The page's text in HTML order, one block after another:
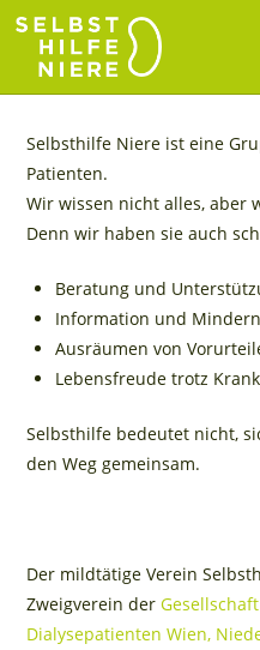
Selbsthilfe Niere ist eine
Patienten.
Wir wissen nicht alles, aber
Denn wir haben sie auch
Beratung und
Information und
Ausräumen von
Lebensfreude trotz
Selbsthilfe bedeutet nicht,
den Weg gemeinsam.
Der mildtätige Verein
Zweigverein der
Dialysepatienten Wien,